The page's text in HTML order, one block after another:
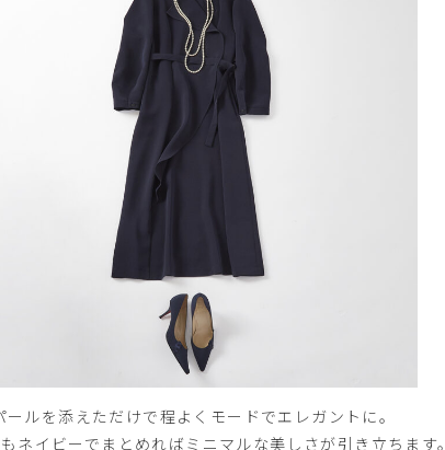
ールを添えただけで程よくモードでエレガントに。
ネイビーでまとめればミニマルな美しさが引き立ちます。